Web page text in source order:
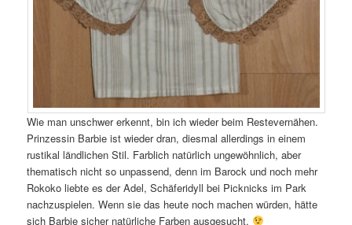
Wie man unschwer erkennt, bin ich wieder beim Restevernähen.
Prinzessin Barbie ist wieder dran, diesmal allerdings in einem
rustikal ländlichen Stil. Farblich natürlich ungewöhnlich, aber
thematisch nicht so unpassend, denn im Barock und noch mehr
Rokoko liebte es der Adel, Schäferidyll bei Picknicks im Park
nachzuspielen. Wenn sie das heute noch machen würden, hätte
sich Barbie sicher natürliche Farben ausgesucht.